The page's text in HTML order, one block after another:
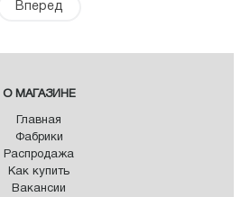
Вперед
О МАГАЗИНЕ
Главная
Фабрики
Распродажа
Как купить
Вакансии